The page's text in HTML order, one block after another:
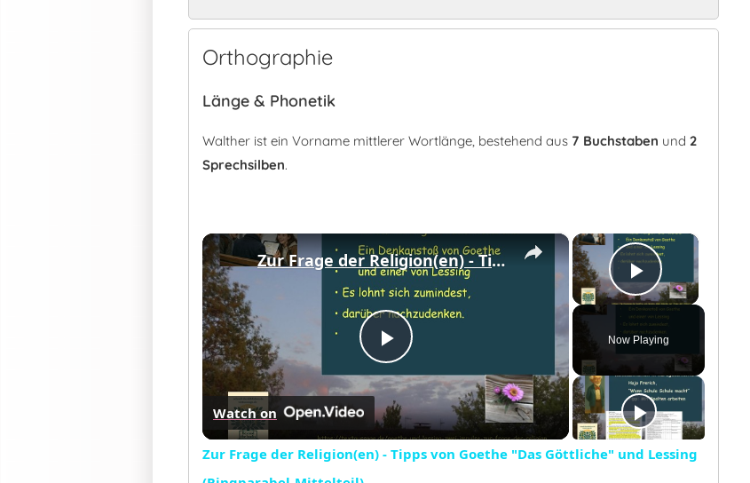
Orthographie
Länge & Phonetik
Walther ist ein Vorname mittlerer Wortlänge, bestehend aus 7 Buchstaben und 2
Sprechsilben.
×
Play Video
Now Playing
×
Play
Video
Zur Frage der Religion(en) - Tipps von Goethe "Das Göttliche" und Lessing (Ringparabel-Mittelteil)
Watch on
Zur Frage der Religion(en) - Tipps von Goethe "Das Göttliche" und Lessing